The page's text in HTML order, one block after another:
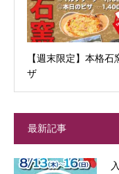
【週末限定】本格石
ザ
最新記事